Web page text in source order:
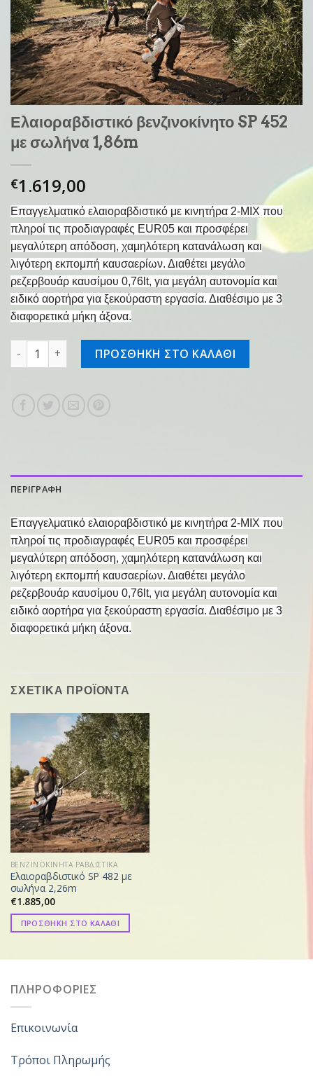
Ελαιοραβδιστικό βενζινοκίνητο SP 452
με σωλήνα 1,86m
€1.619,00
Επαγγελματικό ελαιοραβδιστικό με κινητήρα 2-ΜΙΧ που
πληροί τις προδιαγραφές EUR05 και προσφέρει
μεγαλύτερη απόδοση, χαμηλότερη κατανάλωση και
λιγότερη εκπομπή καυσαερίων. Διαθέτει μεγάλο
ρεζερβουάρ καυσίμου 0,76lt, για μεγάλη αυτονομία και
ειδικό αορτήρα για ξεκούραστη εργασία. Διαθέσιμο με 3
διαφορετικά μήκη άξονα.
Ελαιοραβδιστικό βενζινοκίνητο SP 452 με σωλήνα 1,86m
ΠΡΟΣΘΗΚΗ ΣΤΟ ΚΑΛΑΘΙ
ΠΕΡΙΓΡΑΦΗ
Επαγγελματικό ελαιοραβδιστικό με κινητήρα 2-ΜΙΧ που
πληροί τις προδιαγραφές EUR05 και προσφέρει
μεγαλύτερη απόδοση, χαμηλότερη κατανάλωση και
λιγότερη εκπομπή καυσαερίων. Διαθέτει μεγάλο
ρεζερβουάρ καυσίμου 0,76lt, για μεγάλη αυτονομία και
ειδικό αορτήρα για ξεκούραστη εργασία. Διαθέσιμο με 3
διαφορετικά μήκη άξονα.
ΣΧΕΤΙΚΑ ΠΡΟΪΟΝΤΑ
ΒΕΝΖΙΝΟΚΙΝΗΤΑ ΡΑΒΔΙΣΤΙΚΑ
Ελαιοραβδιστικό SP 482 με
σωλήνα 2,26m
€1.885,00
ΠΡΟΣΘΗΚΗ ΣΤΟ ΚΑΛΑΘΙ
ΠΛΗΡΟΦΟΡΙΕΣ
Επικοινωνία
Τρόποι Πληρωμής